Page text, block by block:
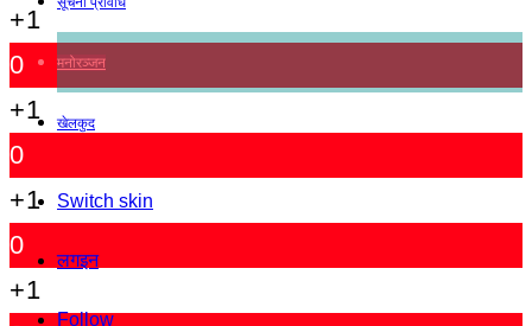
मनोरञ्जन
खेलकुद
Switch skin
लगइन
Follow
+1
0
+1
0
+1
0
+1